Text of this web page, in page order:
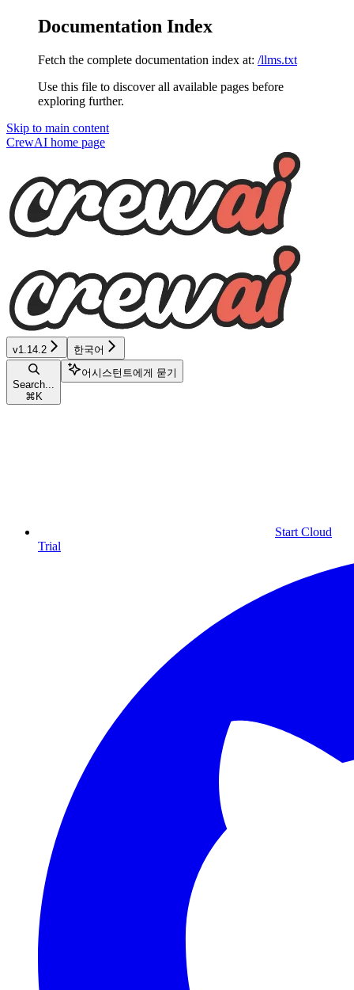
Documentation Index
Fetch the complete documentation index at: /llms.txt
Use this file to discover all available pages before
exploring further.
Skip to main content
CrewAI home page
v1.14.2 한국어
Search...
⌘ K
어시스턴트에게 묻기
Start Cloud
Trial